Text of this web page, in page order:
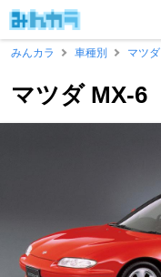
みんカラ
車種別 マツダ
マツダ MX-6